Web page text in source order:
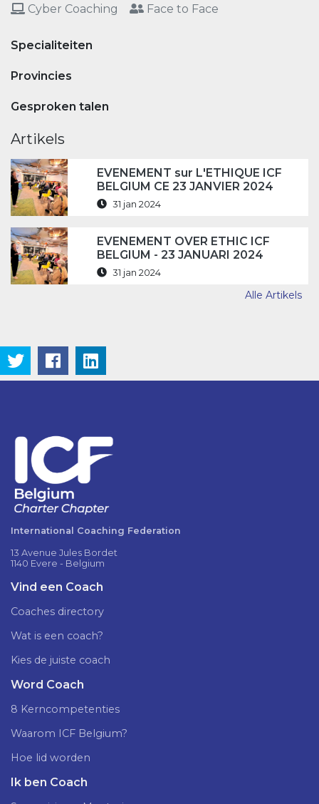
Cyber Coaching
Face to Face
Specialiteiten
Provincies
Gesproken talen
Artikels
EVENEMENT sur L'ETHIQUE ICF
BELGIUM CE 23 JANVIER 2024
31 jan 2024
EVENEMENT OVER ETHIC ICF
BELGIUM - 23 JANUARI 2024
31 jan 2024
Alle Artikels
International Coaching Federation
13 Avenue Jules Bordet
1140 Evere - Belgium
Vind een Coach
Coaches directory
Wat is een coach?
Kies de juiste coach
Word Coach
8 Kerncompetenties
Waarom ICF Belgium?
Hoe lid worden
Ik ben Coach